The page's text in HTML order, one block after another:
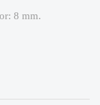
8 mm.